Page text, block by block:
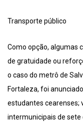
Transporte público
Como opção, algumas
de gratuidade ou
o caso do metrô de
Fortaleza, foi
estudantes cearenses;
intermunicipais de sete